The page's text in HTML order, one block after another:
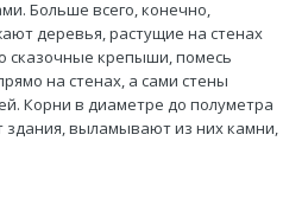
Больше всего, конечно,
деревья, растущие на стенах
сказочные крепыши, помесь
на стенах, а сами стены
Корни в диаметре до полуметра
здания, выламывают из них камни,